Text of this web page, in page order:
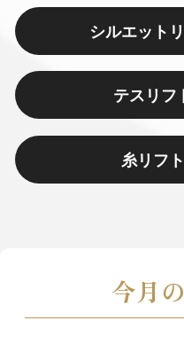
シルエット
テスリフ
糸リフ
今月